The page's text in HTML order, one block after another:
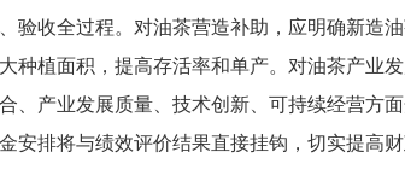
验收全过程。对油茶营造补助，应明确新造
种植面积，提高存活率和单产。对油茶产业
、产业发展质量、技术创新、可持续经营方
排将与绩效评价结果直接挂钩，切实提高财